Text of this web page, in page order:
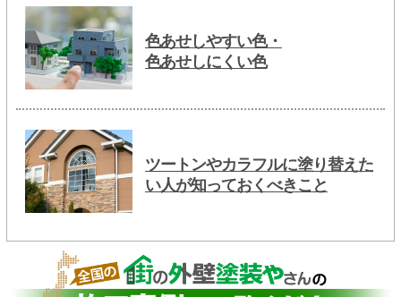
色あせしやすい色・
色あせしにくい色
ツートンやカラフルに塗り替えた
い人が知っておくべきこと